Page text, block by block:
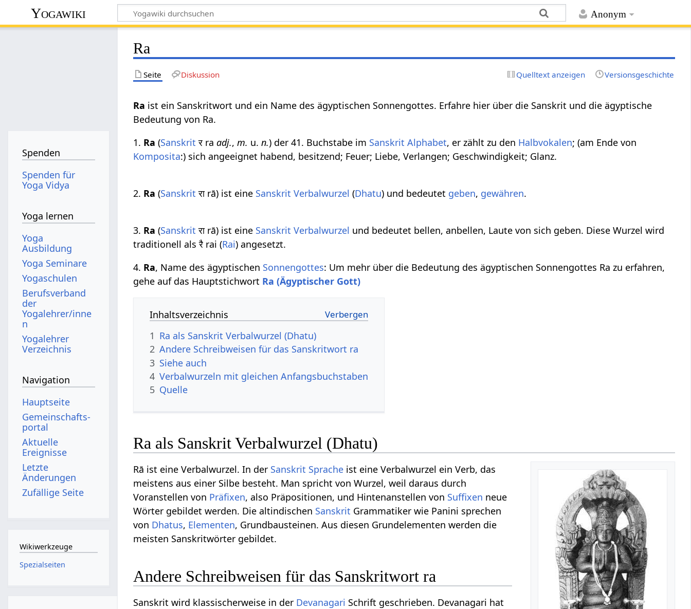
Anonym
Yogawiki
Ra
Seite Diskussion Quelltext anzeigen Versionsgeschichte
Ra ist ein Sanskritwort und ein Name des ägyptischen Sonnengottes. Erfahre hier über die Sanskrit und die ägyptische
Bedeutung von Ra.
1. Ra (Sanskrit र raadj.,m. u.n.) der 41. Buchstabe im Sanskrit Alphabet, er zählt zu den Halbvokalen; (am Ende von
Komposita:) sich angeeignet habend, besitzend; Feuer; Liebe, Verlangen; Geschwindigkeit; Glanz.
2. Ra (Sanskrit रा rā) ist eine Sanskrit Verbalwurzel (Dhatu) und bedeutet geben, gewähren.
3. Ra (Sanskrit रा rā) ist eine Sanskrit Verbalwurzel und bedeutet bellen, anbellen, Laute von sich geben. Diese Wurzel wird
traditionell als रै rai (Rai) angesetzt.
4. Ra, Name des ägyptischen Sonnengottes: Um mehr über die Bedeutung des ägyptischen Sonnengottes Ra zu erfahren,
gehe auf das Hauptstichwort Ra (Ägyptischer Gott)
Inhaltsverzeichnis
1 Ra als Sanskrit Verbalwurzel (Dhatu)
2 Andere Schreibweisen für das Sanskritwort ra
3 Siehe auch
4 Verbalwurzeln mit gleichen Anfangsbuchstaben
5 Quelle
Ra als Sanskrit Verbalwurzel (Dhatu)
Rā ist eine Verbalwurzel. In der Sanskrit Sprache ist eine Verbalwurzel ein Verb, das
meistens aus einer Silbe besteht. Man spricht von Wurzel, weil daraus durch
Voranstellen von Präfixen, also Präpositionen, und Hintenanstellen von Suffixen neue
Wörter gebildet werden. Die altindischen Sanskrit Grammatiker wie Panini sprechen
von Dhatus, Elementen, Grundbausteinen. Aus diesen Grundelementen werden die
meisten Sanskritwörter gebildet.
Andere Schreibweisen für das Sanskritwort ra
Sanskrit wird klassischerweise in der Devanagari Schrift geschrieben. Devanagari hat
Spenden
Spenden für
Yoga Vidya
Yoga lernen
Yoga
Ausbildung
Yoga Seminare
Yogaschulen
Berufsverband
der
Yogalehrer/inne
n
Yogalehrer
Verzeichnis
Navigation
Hauptseite
Gemeinschafts­
portal
Aktuelle
Ereignisse
Letzte
Änderungen
Zufällige Seite
Wikiwerkzeuge
Spezialseiten